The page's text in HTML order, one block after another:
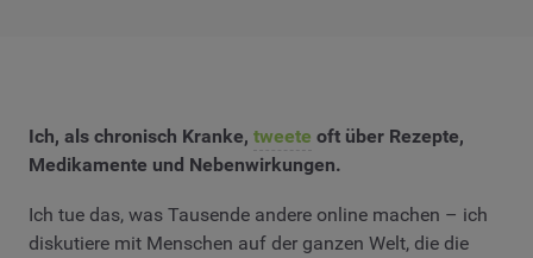
Ich, als chronisch Kranke, tweete oft über Rezepte,
Medikamente und Nebenwirkungen.
Ich tue das, was Tausende andere online machen – ich
diskutiere mit Menschen auf der ganzen Welt, die die